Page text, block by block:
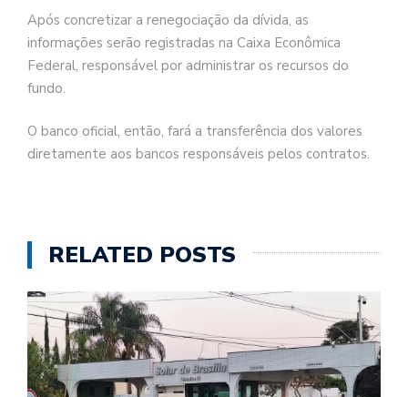
Após concretizar a renegociação da dívida, as
informações serão registradas na Caixa Econômica
Federal, responsável por administrar os recursos do
fundo.
O banco oficial, então, fará a transferência dos valores
diretamente aos bancos responsáveis pelos contratos.
RELATED POSTS